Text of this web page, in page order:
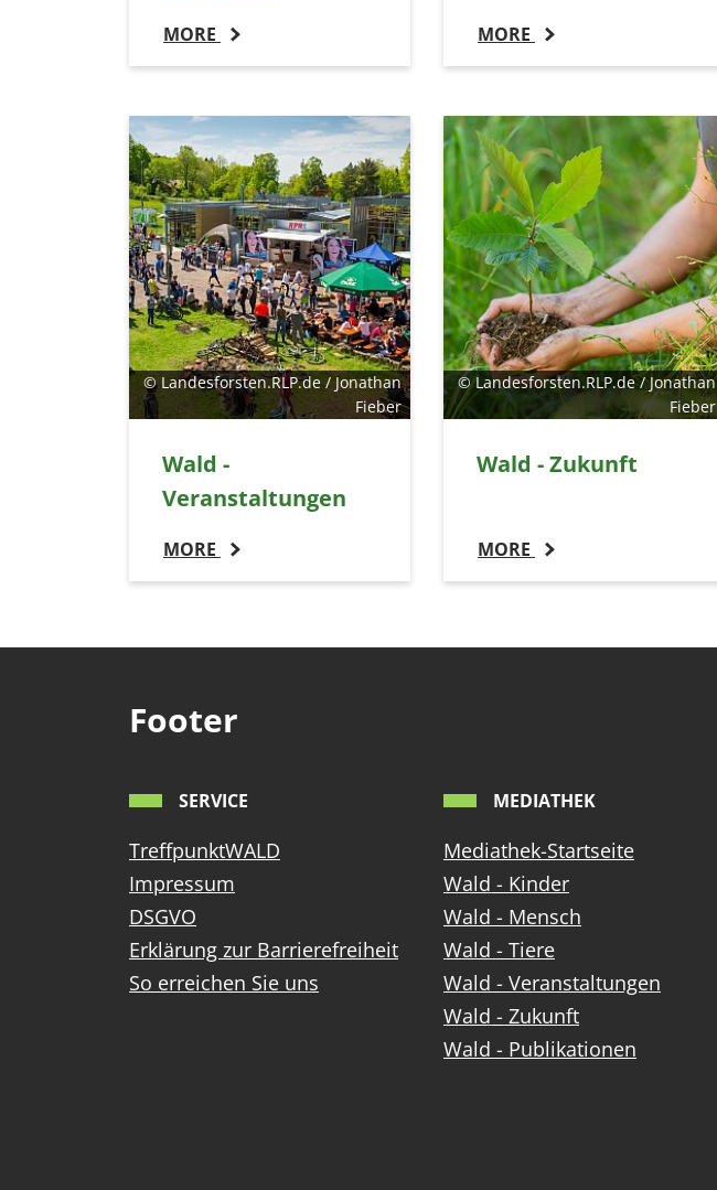
MORE MORE
© Landesforsten.RLP.de / Jonathan
Fieber
Wald -
Veranstaltungen
MORE
© Landesforsten.RLP.de / Jonathan
Fieber
Wald - Zukunft
MORE
Footer
SERVICE
TreffpunktWALD
Impressum
DSGVO
Erklärung zur Barrierefreiheit
So erreichen Sie uns
MEDIATHEK
Mediathek-Startseite
Wald - Kinder
Wald - Mensch
Wald - Tiere
Wald - Veranstaltungen
Wald - Zukunft
Wald - Publikationen